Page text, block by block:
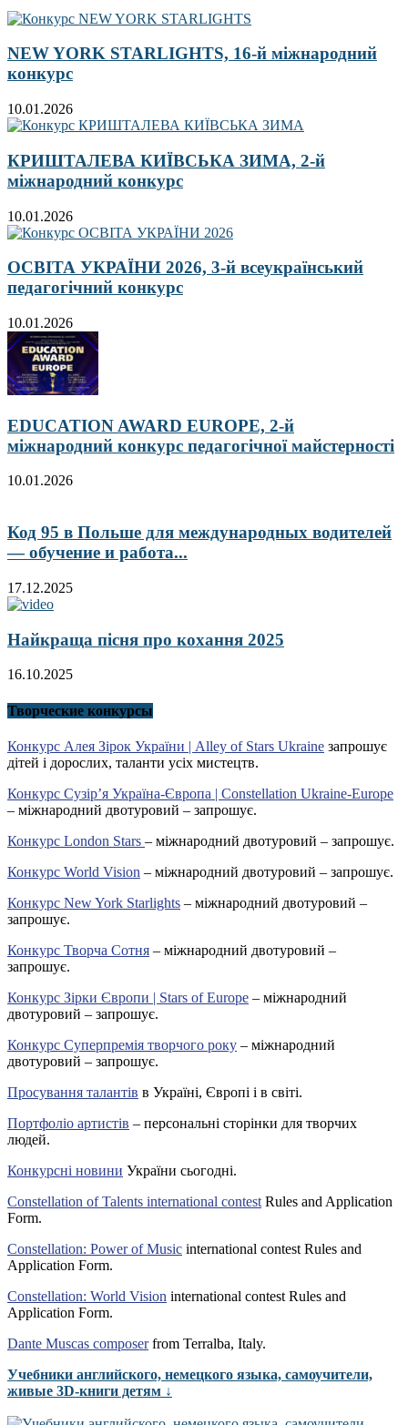
NEW YORK STARLIGHTS, 16-й міжнародний
конкурс
10.01.2026
КРИШТАЛЕВА КИЇВСЬКА ЗИМА, 2-й
міжнародний конкурс
10.01.2026
ОСВІТА УКРАЇНИ 2026, 3-й всеукраїнський
педагогічний конкурс
10.01.2026
EDUCATION AWARD EUROPE, 2-й
міжнародний конкурс педагогічної майстерності
10.01.2026
Код 95 в Польше для международных водителей
— обучение и работа...
17.12.2025
Найкраща пісня про кохання 2025
16.10.2025
Творческие конкурсы
Конкурс Алея Зірок України | Alley of Stars Ukraine запрошує
дітей і дорослих, таланти усіх мистецтв.
Конкурс Сузір’я Україна-Європа | Constellation Ukraine-Europe
– міжнародний двотуровий – запрошує.
Конкурс London Stars – міжнародний двотуровий – запрошує.
Конкурс World Vision – міжнародний двотуровий – запрошує.
Конкурс New York Starlights – міжнародний двотуровий –
запрошує.
Конкурс Творча Сотня – міжнародний двотуровий –
запрошує.
Конкурс Зірки Європи | Stars of Europe – міжнародний
двотуровий – запрошує.
Конкурс Суперпремія творчого року – міжнародний
двотуровий – запрошує.
Просування талантів в Україні, Європі і в світі.
Портфоліо артистів – персональні сторінки для творчих
людей.
Конкурсні новини України сьогодні.
Constellation of Talents international contest Rules and Application
Form.
Constellation: Power of Music international contest Rules and
Application Form.
Constellation: World Vision international contest Rules and
Application Form.
Dante Muscas composerfrom Terralba, Italy.
Учебники английского, немецкого языка, самоучители,
живые 3D-книги детям ↓